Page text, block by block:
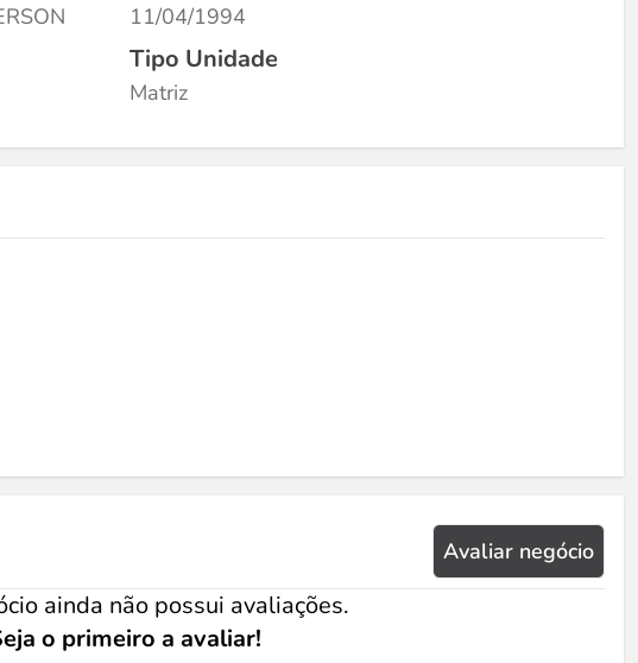
11/04/1994
Tipo Unidade
Matriz
Avaliar negócio
ainda não possui avaliações.
o primeiro a avaliar!